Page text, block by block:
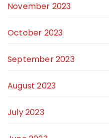
November 2023
October 2023
September 2023
August 2023
July 2023